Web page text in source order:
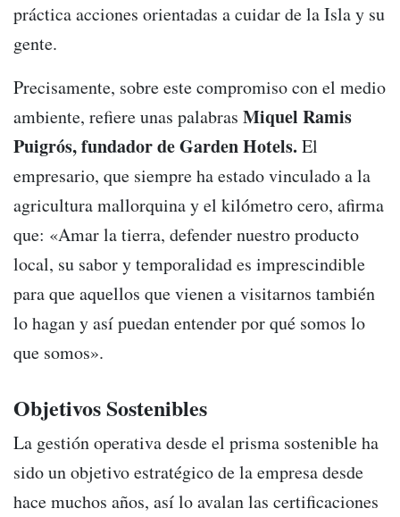
práctica acciones orientadas a cuidar de la Isla y su
gente.
Precisamente, sobre este compromiso con el medio
ambiente, refiere unas palabras Miquel Ramis
Puigrós, fundador de Garden Hotels. El
empresario, que siempre ha estado vinculado a la
agricultura mallorquina y el kilómetro cero, afirma
que: «Amar la tierra, defender nuestro producto
local, su sabor y temporalidad es imprescindible
para que aquellos que vienen a visitarnos también
lo hagan y así puedan entender por qué somos lo
que somos».
Objetivos Sostenibles
La gestión operativa desde el prisma sostenible ha
sido un objetivo estratégico de la empresa desde
hace muchos años, así lo avalan las certificaciones